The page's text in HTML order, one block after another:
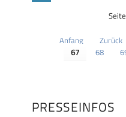
Anfang Zurück
67
68
PRESSEINFOS